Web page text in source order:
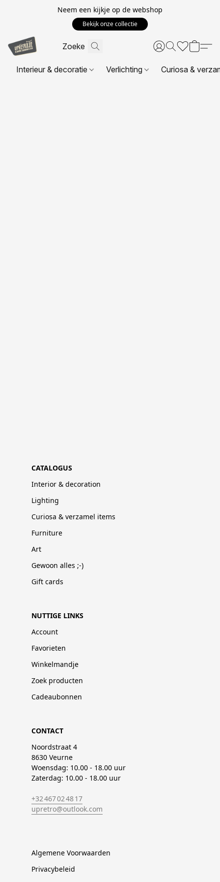
Neem een kijkje op de webshop
Bekijk onze collectie
Interieur & decoratie Verlichting Curiosa &
CATALOGUS
Interior & decoration
Lighting
Curiosa & verzamel items
Furniture
Art
Gewoon alles ;-)
Gift cards
NUTTIGE LINKS
Account
Favorieten
Winkelmandje
Zoek producten
Cadeaubonnen
CONTACT
Noordstraat 4
8630 Veurne
Woensdag: 10.00 - 18.00 uur
Zaterdag: 10.00 - 18.00 uur
+32 467 02 48 17
upretro@outlook.com
Algemene Voorwaarden
Privacybeleid